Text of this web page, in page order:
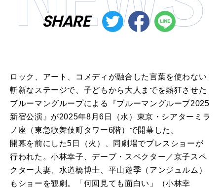
SHARE
ロック、アート、コメディが融合した言葉を使わない
斬新なステージで、子どもから大人までを熱狂させた
ブルーマングループによる『ブルーマングループ2025
新宿公演』が2025年8月6日（水）東京・シアターミラ
ノ座（東急歌舞伎町タワー6階）で開幕した。
開幕を前にした5日（火）、同劇場でプレスショーが
行われた。小林幸子、デーブ・スペクター／京子スペ
クター夫妻、水道橋博士、平山遊季（アンジュルム）
もショーを観劇。「何回見ても面白い」（小林幸